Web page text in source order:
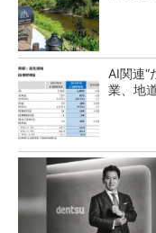
AI関連“
業、地